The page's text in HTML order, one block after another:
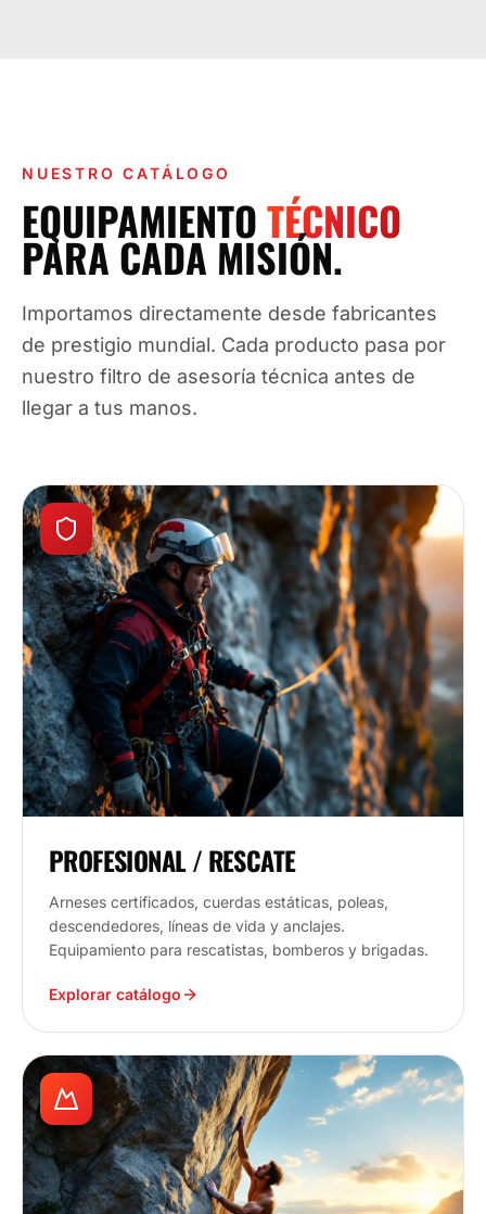
NUESTRO CATÁLOGO
EQUIPAMIENTOTÉCNICO
PARA CADA MISIÓN.
Importamos directamente desde fabricantes
de prestigio mundial. Cada producto pasa por
nuestro filtro de asesoría técnica antes de
llegar a tus manos.
PROFESIONAL / RESCATE
Arneses certificados, cuerdas estáticas, poleas,
descendedores, líneas de vida y anclajes.
Equipamiento para rescatistas, bomberos y brigadas.
Explorar catálogo